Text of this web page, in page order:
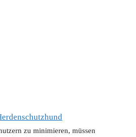
zu minimieren, müssen